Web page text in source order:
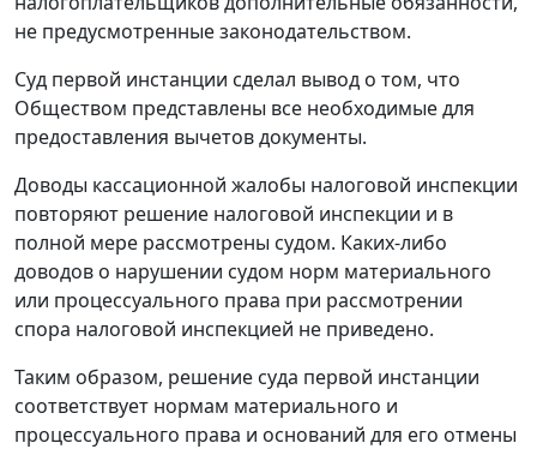
не предусмотренные законодательством.
Суд первой инстанции сделал вывод о том, что
Обществом представлены все необходимые для
предоставления вычетов документы.
Доводы кассационной жалобы налоговой инспекции
повторяют решение налоговой инспекции и в
полной мере рассмотрены судом. Каких-либо
доводов о нарушении судом норм материального
или процессуального права при рассмотрении
спора налоговой инспекцией не приведено.
Таким образом, решение суда первой инстанции
соответствует нормам материального и
процессуального права и оснований для его отмены